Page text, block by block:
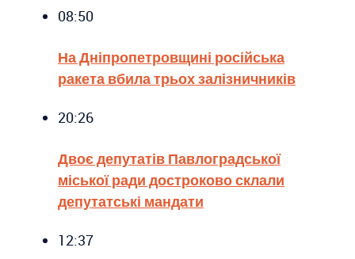
08:50
На Дніпропетровщині російська
ракета вбила трьох залізничників
20:26
Двоє депутатів Павлоградської
міської ради достроково склали
депутатські мандати
12:37